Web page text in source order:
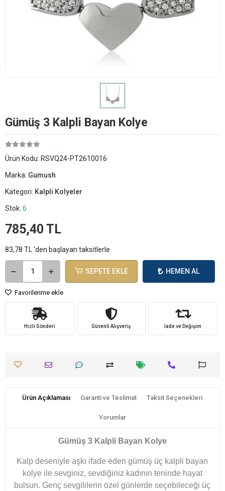
Gümüş 3 Kalpli Bayan Kolye
Ürün Kodu: RSVQ24-PT2610016
Marka: Gumush
Kategori: Kalpli Kolyeler
Stok: 6
785,40 TL
83,78 TL 'den başlayan taksitlerle
SEPETE EKLE HEMEN AL
Favorilerime ekle
Hızlı Gönderi Güvenli Alışveriş İade ve Değişim
Ürün Açıklaması Garanti ve Teslimat Taksit Seçenekleri
Yorumlar
Gümüş 3 Kalpli Bayan Kolye
Kalp deseniyle aşkı ifade eden gümüş üç kalpli bayan
kolye ile sevginiz, sevdiğiniz kadının teninde hayat
bulsun. Genç sevgililerin özel günlerde seçebileceği üç